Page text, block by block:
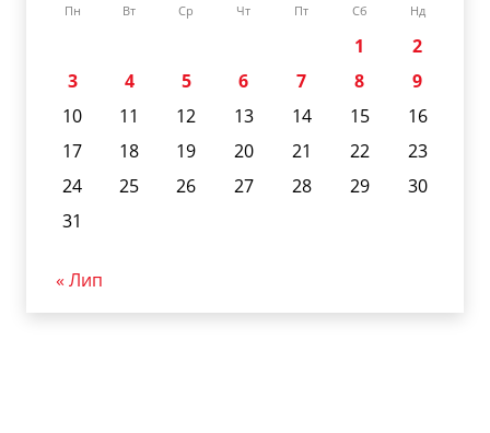
Пн Вт Ср Чт Пт Сб Нд
1
2
3
4 5 6 7 8
9
10
11 12 13 14 15
16
17
18 19 20 21 22
23
24
25 26 27 28 29
30
31
« Лип